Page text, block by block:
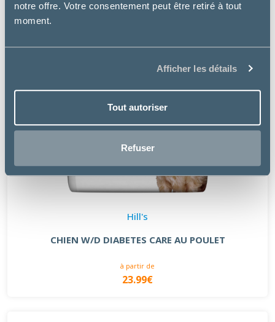
notre offre. Votre consentement peut être retiré à tout
moment.
Afficher les détails
Tout autoriser
Refuser
Hill's
CHIEN W/D DIABETES CARE AU POULET
à partir de
23.99€